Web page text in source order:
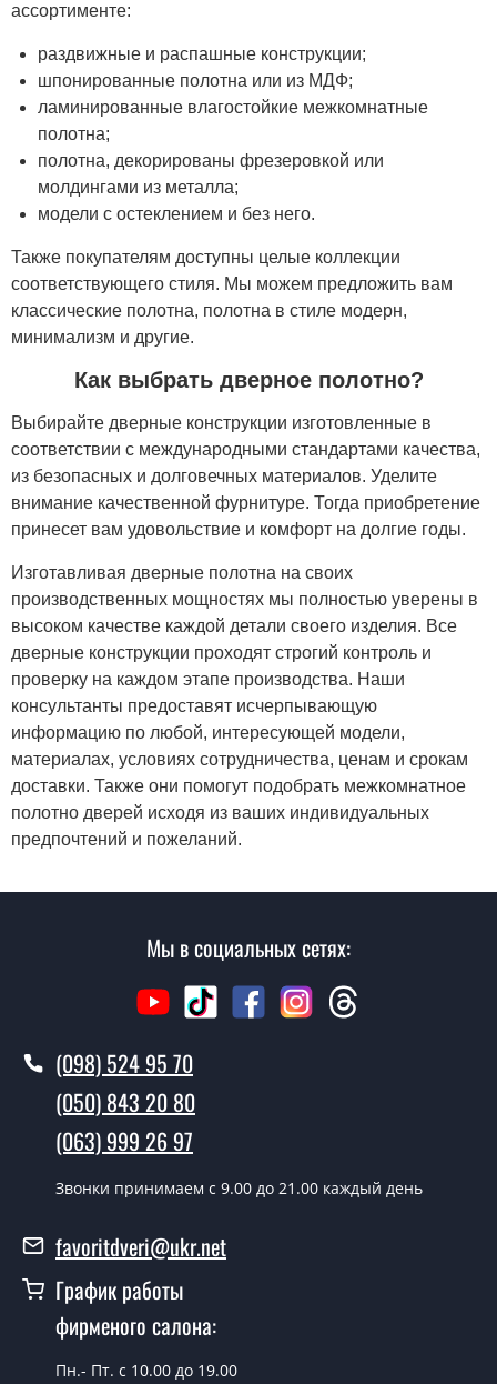
ассортименте:
раздвижные и распашные конструкции;
шпонированные полотна или из МДФ;
ламинированные влагостойкие межкомнатные
полотна;
полотна, декорированы фрезеровкой или
молдингами из металла;
модели с остеклением и без него.
Также покупателям доступны целые коллекции
соответствующего стиля. Мы можем предложить вам
классические полотна, полотна в стиле модерн,
минимализм и другие.
Как выбрать дверное полотно?
Выбирайте дверные конструкции изготовленные в
соответствии с международными стандартами качества,
из безопасных и долговечных материалов. Уделите
внимание качественной фурнитуре. Тогда приобретение
принесет вам удовольствие и комфорт на долгие годы.
Изготавливая дверные полотна на своих
производственных мощностях мы полностью уверены в
высоком качестве каждой детали своего изделия. Все
дверные конструкции проходят строгий контроль и
проверку на каждом этапе производства. Наши
консультанты предоставят исчерпывающую
информацию по любой, интересующей модели,
материалах, условиях сотрудничества, ценам и срокам
доставки. Также они помогут подобрать межкомнатное
полотно дверей исходя из ваших индивидуальных
предпочтений и пожеланий.
Мы в социальных сетях:
(098) 524 95 70
(050) 843 20 80
(063) 999 26 97
Звонки принимаем c 9.00 до 21.00 каждый день
favoritdveri@ukr.net
График работы
фирменого салона:
Пн.- Пт. с 10.00 до 19.00